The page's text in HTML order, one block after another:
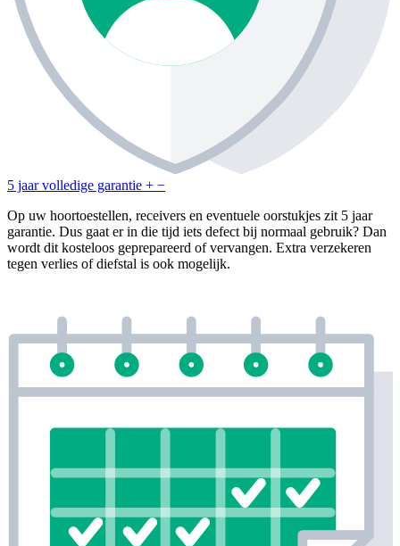
5 jaar volledige garantie + −
Op uw hoortoestellen, receivers en eventuele oorstukjes zit 5 jaar
garantie. Dus gaat er in die tijd iets defect bij normaal gebruik? Dan
wordt dit kosteloos geprepareerd of vervangen. Extra verzekeren
tegen verlies of diefstal is ook mogelijk.